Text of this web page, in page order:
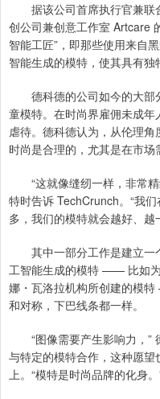
据该公司首席执行官兼联
创公司兼创意工作室 Artcare
智能工匠”，即那些使用来自
智能生成的模特，使其具有独
德科德的公司如今的大部
童模特。在时尚界雇佣未成
虐待。德科德认为，从伦理
时尚是合理的，尤其是在市场
“这就像缝纫一样，非常精
特时告诉 TechCrunch。“我
多，我们的模特就会越好、越
其中一部分工作是建立一
工智能生成的模特 —— 比如
娜・瓦洛拉机构所创建的模
和对称，下巴线条都一样。
“图像需要产生影响力，”
与特定的模特合作，这种愿
上。“模特是时尚品牌的化身。